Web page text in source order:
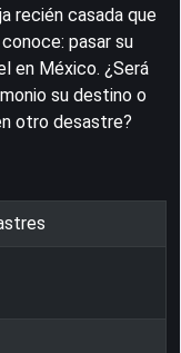
recién casada que
pasar su
en México. ¿Será
su destino o
otro desastre?